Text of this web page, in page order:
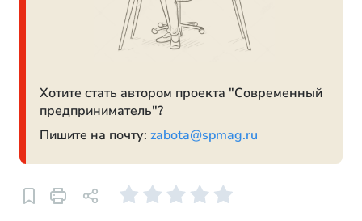
Хотите стать автором проекта "Современный
предприниматель"?
Пишите на почту: zabota@spmag.ru